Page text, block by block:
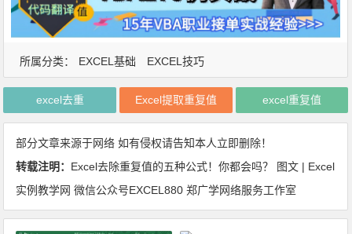
所属分类： EXCEL基础 EXCEL技巧
excel去重 Excel提取重复值 excel重复值
部分文章来源于网络 如有侵权请告知本人立即删除！
转载注明： Excel去除重复值的五种公式！你都会吗？ 图文 | Excel
实例教学网 微信公众号EXCEL880 郑广学网络服务工作室